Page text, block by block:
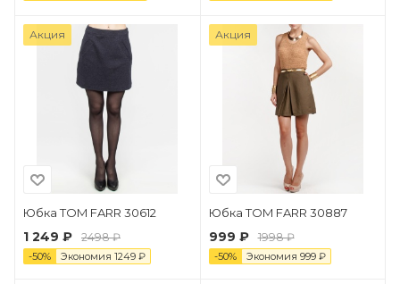
Акция
Юбка TOM FARR 30612
1 249 ₽ 2498 ₽
-50% Экономия 1249 ₽
Акция
Юбка TOM FARR 30887
999 ₽ 1998 ₽
-50% Экономия 999₽